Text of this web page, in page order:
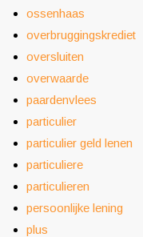
ossenhaas
overbruggingskrediet
oversluiten
overwaarde
paardenvlees
particulier
particulier geld lenen
particuliere
particulieren
persoonlijke lening
plus